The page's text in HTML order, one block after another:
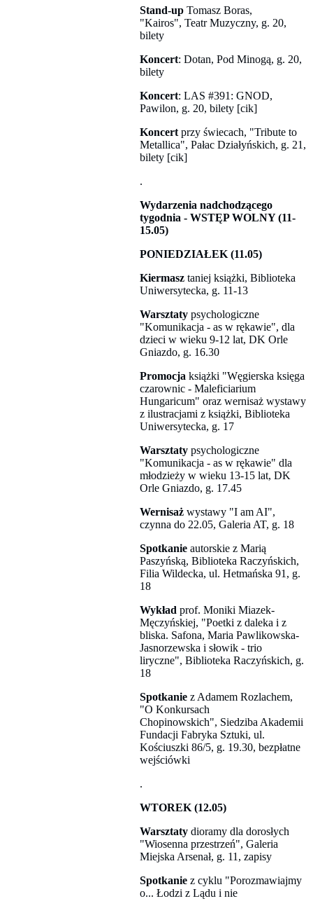
Stand-up Tomasz Boras,
"Kairos", Teatr Muzyczny, g. 20,
bilety
Koncert: Dotan, Pod Minogą, g. 20,
bilety
Koncert: LAS #391: GNOD,
Pawilon, g. 20, bilety [cik]
Koncert przy świecach, "Tribute to
Metallica", Pałac Działyńskich, g. 21,
bilety [cik]
.
Wydarzenia nadchodzącego
tygodnia - WSTĘP WOLNY (11-
15.05)
PONIEDZIAŁEK (11.05)
Kiermasz taniej książki, Biblioteka
Uniwersytecka, g. 11-13
Warsztaty psychologiczne
"Komunikacja - as w rękawie", dla
dzieci w wieku 9-12 lat, DK Orle
Gniazdo, g. 16.30
Promocja książki "Węgierska księga
czarownic - Maleficiarium
Hungaricum" oraz wernisaż wystawy
z ilustracjami z książki, Biblioteka
Uniwersytecka, g. 17
Warsztaty psychologiczne
"Komunikacja - as w rękawie" dla
młodzieży w wieku 13-15 lat, DK
Orle Gniazdo, g. 17.45
Wernisaż wystawy "I am AI",
czynna do 22.05, Galeria AT, g. 18
Spotkanie autorskie z Marią
Paszyńską, Biblioteka Raczyńskich,
Filia Wildecka, ul. Hetmańska 91, g.
18
Wykład prof. Moniki Miazek-
Męczyńskiej, "Poetki z daleka i z
bliska. Safona, Maria Pawlikowska-
Jasnorzewska i słowik - trio
liryczne", Biblioteka Raczyńskich, g.
18
Spotkanie z Adamem Rozlachem,
"O Konkursach
Chopinowskich", Siedziba Akademii
Fundacji Fabryka Sztuki, ul.
Kościuszki 86/5, g. 19.30, bezpłatne
wejściówki
.
WTOREK (12.05)
Warsztaty dioramy dla dorosłych
"Wiosenna przestrzeń", Galeria
Miejska Arsenał, g. 11, zapisy
Spotkanie z cyklu "Porozmawiajmy
o... Łodzi z Lądu i nie